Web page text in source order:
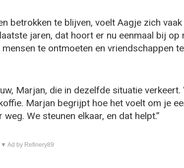
betrokken te blijven, voelt Aagje zich vaak
jaren, dat hoort er nu eenmaal bij op
te ontmoeten en vriendschappen te
Marjan, die in dezelfde situatie verkeert.
Marjan begrijpt hoe het voelt om je
We steunen elkaar, en dat helpt.”
▼ Ad by Refinery89